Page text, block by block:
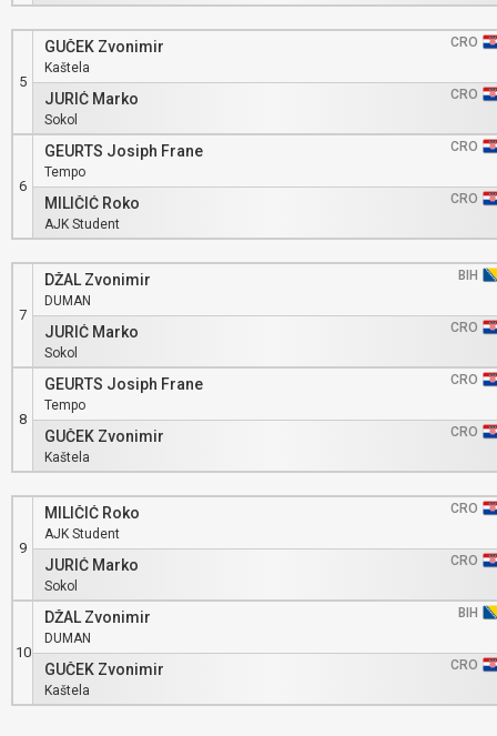
5
GUČEK Zvonimir
CRO
Kaštela
JURIĆ Marko
CRO
Sokol
6
GEURTS Josiph Frane
CRO
Tempo
MILIČIĆ Roko
CRO
AJK Student
7
DŽAL Zvonimir
BIH
DUMAN
JURIĆ Marko
CRO
Sokol
8
GEURTS Josiph Frane
CRO
Tempo
GUČEK Zvonimir
CRO
Kaštela
9
MILIČIĆ Roko
CRO
AJK Student
JURIĆ Marko
CRO
Sokol
10
DŽAL Zvonimir
BIH
DUMAN
GUČEK Zvonimir
CRO
Kaštela